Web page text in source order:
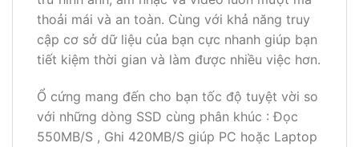
thoải mái và an toàn. Cùng với khả năng truy
cập cơ sở dữ liệu của bạn cực nhanh giúp bạn
tiết kiệm thời gian và làm được nhiều việc hơn.
Ổ cứng mang đến cho bạn tốc độ tuyệt vời so
với những dòng SSD cùng phân khúc : Đọc
550MB/S , Ghi 420MB/S giúp PC hoặc Laptop